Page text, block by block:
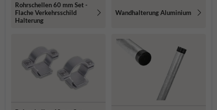
Rohrschellen 60 mm Set -
Flache Verkehrsschild
Halterung
Wandhalterung Aluminium